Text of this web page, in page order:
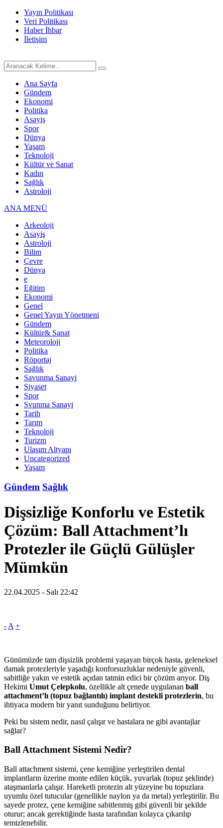
Yayın Politikası
Veri Politikası
Haber İhbar
İletişim
Ana Sayfa
Gündem
Ekonomi
Politika
Asayiş
Spor
Dünya
Yaşam
Teknoloji
Kültür ve Sanat
Kadın
Sağlık
Astroloji
ANA MENÜ
Arkeoloji
Asayiş
Astroloji
Bilim
Çevre
Dünya
e
Eğitim
Ekonomi
Genel
Genel Yayın Yönetmeni
Gündem
Kültür& Sanat
Meteoroloji
Politika
Röportaj
Sağlık
Savunma Sanayi
Siyaset
Spor
Svunma Sanayi
Tarih
Tarım
Teknoloji
Turizm
Ulaşım Altyapı
Uncategorized
Yaşam
Gündem Sağlık
Dişsizliğe Konforlu ve Estetik
Çözüm: Ball Attachment’lı
Protezler ile Güçlü Gülüşler
Mümkün
22.04.2025 - Salı 22:42
- A +
Günümüzde tam dişsizlik problemi yaşayan birçok hasta, geleneksel
damak protezleriyle yaşadığı konforsuzluklar nedeniyle güvenli,
sabitliğe yakın ve estetik açıdan tatmin edici bir çözüm arıyor. Diş
Hekimi Umut Çelepkolu, özellikle alt çenede uygulanan ball
attachment’lı (topuz bağlantılı) implant destekli protezlerin, bu
ihtiyaca modern bir yanıt sunduğunu belirtiyor.
Peki bu sistem nedir, nasıl çalışır ve hastalara ne gibi avantajlar
sağlar?
Ball Attachment Sistemi Nedir?
Ball attachment sistemi, çene kemiğine yerleştirilen dental
implantların üzerine monte edilen küçük, yuvarlak (topuz şeklinde)
ataşmanlarla çalışır. Hareketli protezin alt yüzeyine bu topuzlara
uyumlu özel tutucular (genellikle naylon ya da metal) yerleştirilir. Bu
sayede protez, çene kemiğine sabitlenmiş gibi güvenli bir şekilde
oturur; ancak gerektiğinde hasta tarafından kolayca çıkarılıp
temizlenebilir.